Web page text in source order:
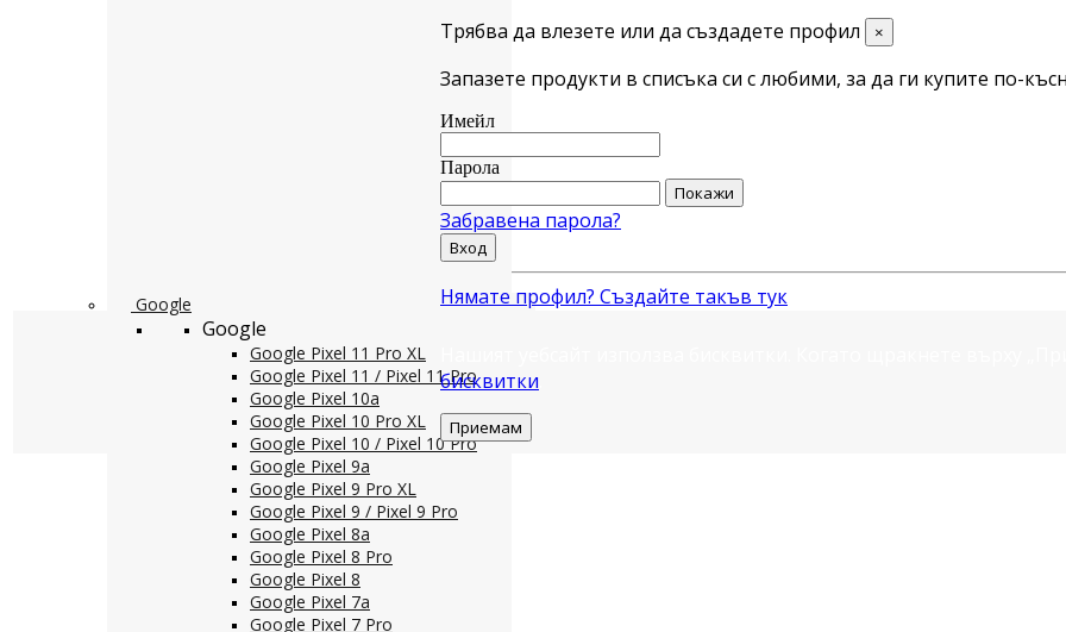
Google
Google
Google Pixel 11 Pro XL
Google Pixel 11 / Pixel 11 Pro
Google Pixel 10a
Google Pixel 10 Pro XL
Google Pixel 10 / Pixel 10 Pro
Google Pixel 9a
Google Pixel 9 Pro XL
Google Pixel 9 / Pixel 9 Pro
Google Pixel 8a
Google Pixel 8 Pro
Google Pixel 8
Google Pixel 7a
Google Pixel 7 Pro
Трябва да влезете или да създадете профил
×
Запазете продукти в списъка си с любими, за да ги купите по-
Имейл
Парола
Покажи
Забравена парола?
Вход
Нямате профил? Създайте такъв тук
бисквитки
Приемам